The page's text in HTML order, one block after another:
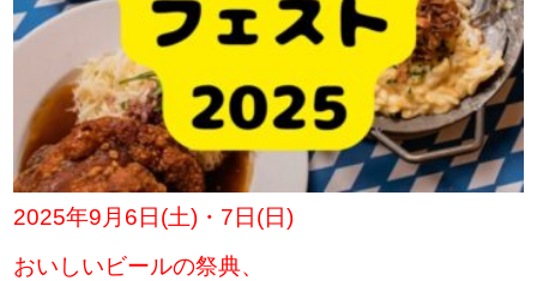
2025年9月6日(土)・7日(日)
おいしいビールの祭典、